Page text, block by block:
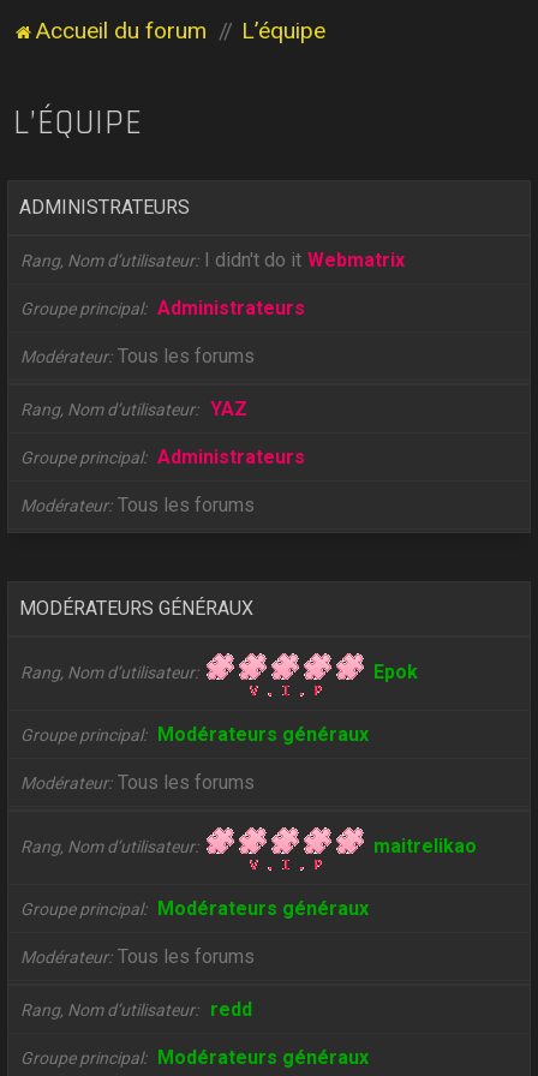
Accueil du forum L’équipe
L’ÉQUIPE
ADMINISTRATEURS
Rang, Nom d’utilisateur I didn't do it Webmatrix
Groupe principal Administrateurs
Modérateur Tous les forums
Rang, Nom d’utilisateur YAZ
Groupe principal Administrateurs
Modérateur Tous les forums
MODÉRATEURS GÉNÉRAUX
Rang, Nom d’utilisateur Epok
Groupe principal Modérateurs généraux
Modérateur Tous les forums
Rang, Nom d’utilisateur maitrelikao
Groupe principal Modérateurs généraux
Modérateur Tous les forums
Rang, Nom d’utilisateur redd
Groupe principal Modérateurs généraux